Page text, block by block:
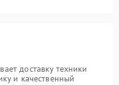
доставку техники
и качественный